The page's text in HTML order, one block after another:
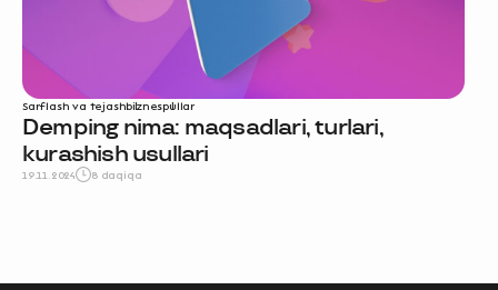
Sarflash va tejashbiznespullar
Demping nima: maqsadlari, turlari,
kurashish usullari
19.11.2024 8 daqiqa